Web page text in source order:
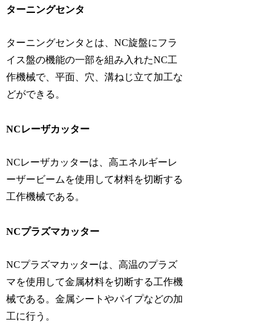
ターニングセンタ
ターニングセンタとは、NC旋盤にフラ
イス盤の機能の一部を組み入れたNC工
作機械で、平面、穴、溝ねじ立て加工な
どができる。
NCレーザカッター
NCレーザカッターは、高エネルギーレ
ーザービームを使用して材料を切断する
工作機械である。
NCプラズマカッター
NCプラズマカッターは、高温のプラズ
マを使用して金属材料を切断する工作機
械である。金属シートやパイプなどの加
工に行う。